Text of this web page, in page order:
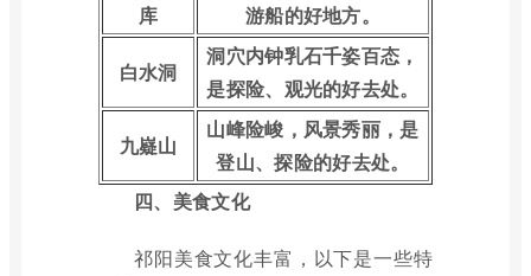
库
游船的好地方。
白水洞
洞穴内钟乳石千姿百态，
是探险、观光的好去处。
九嶷山
山峰险峻，风景秀丽，是
登山、探险的好去处。
四、美食文化
祁阳美食文化丰富，以下是一些特